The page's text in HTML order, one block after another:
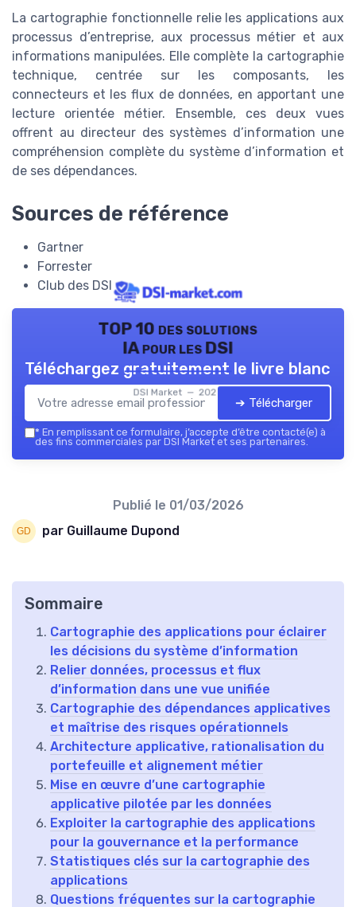
La cartographie fonctionnelle relie les applications aux
processus d’entreprise, aux processus métier et aux
informations manipulées. Elle complète la cartographie
technique, centrée sur les composants, les
connecteurs et les flux de données, en apportant une
lecture orientée métier. Ensemble, ces deux vues
offrent au directeur des systèmes d’information une
compréhension complète du système d’information et
de ses dépendances.
Sources de référence
Gartner
Forrester
Club des DSI
TOP 10 des solutions
IA pour les DSI
DSI Market — 2026
Téléchargez gratuitement le livre blanc
➔ Télécharger
* En remplissant ce formulaire, j’accepte d’être contacté(e) à
des fins commerciales par DSI Market et ses partenaires.
Publié le 01/03/2026
par Guillaume Dupond
Sommaire
Cartographie des applications pour éclairer
les décisions du système d’information
Relier données, processus et flux
d’information dans une vue unifiée
Cartographie des dépendances applicatives
et maîtrise des risques opérationnels
Architecture applicative, rationalisation du
portefeuille et alignement métier
Mise en œuvre d’une cartographie
applicative pilotée par les données
Exploiter la cartographie des applications
pour la gouvernance et la performance
Statistiques clés sur la cartographie des
applications
Questions fréquentes sur la cartographie